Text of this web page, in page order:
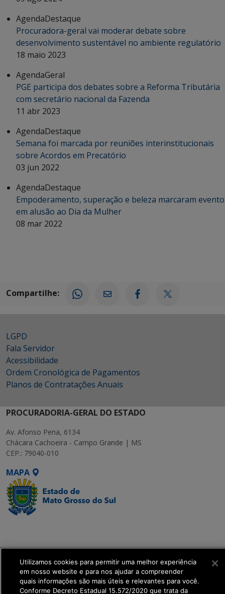
AgendaDestaque
Procuradora-geral vai moderar debate sobre
desenvolvimento sustentável no ambiente regulatório
18 maio 2023
AgendaGeral
PGE participa dos debates sobre a Reforma Tributária
com secretário nacional da Fazenda
11 abr 2023
AgendaDestaque
Semana foi marcada por reuniões interinstitucionais
sobre Acordos em Precatório
03 jun 2022
AgendaDestaque
Empoderamento, superação e beleza marcaram evento
em alusão ao Dia da Mulher
08 mar 2022
Compartilhe:
LGPD
Fala Servidor
Acessibilidade
Ordem Cronológica de Pagamentos
Planos de Contratações Anuais
PROCURADORIA-GERAL DO ESTADO
Av. Afonso Pena, 6134
Chácara Cachoeira - Campo Grande | MS
CEP.: 79040-010
MAPA
Transformação Digital
get_footer();
Utilizamos cookies para permitir uma melhor experiência
em nosso website e para nos ajudar a compreender
quais informações são mais úteis e relevantes para você.
Conforme Decreto Estadual 15.572/2020 que trata da